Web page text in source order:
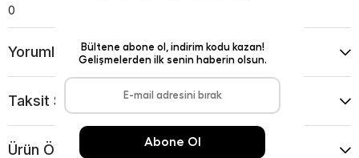
0
Yorumlar (0)
Taksit Seçenekleri
Ürün Önerileri